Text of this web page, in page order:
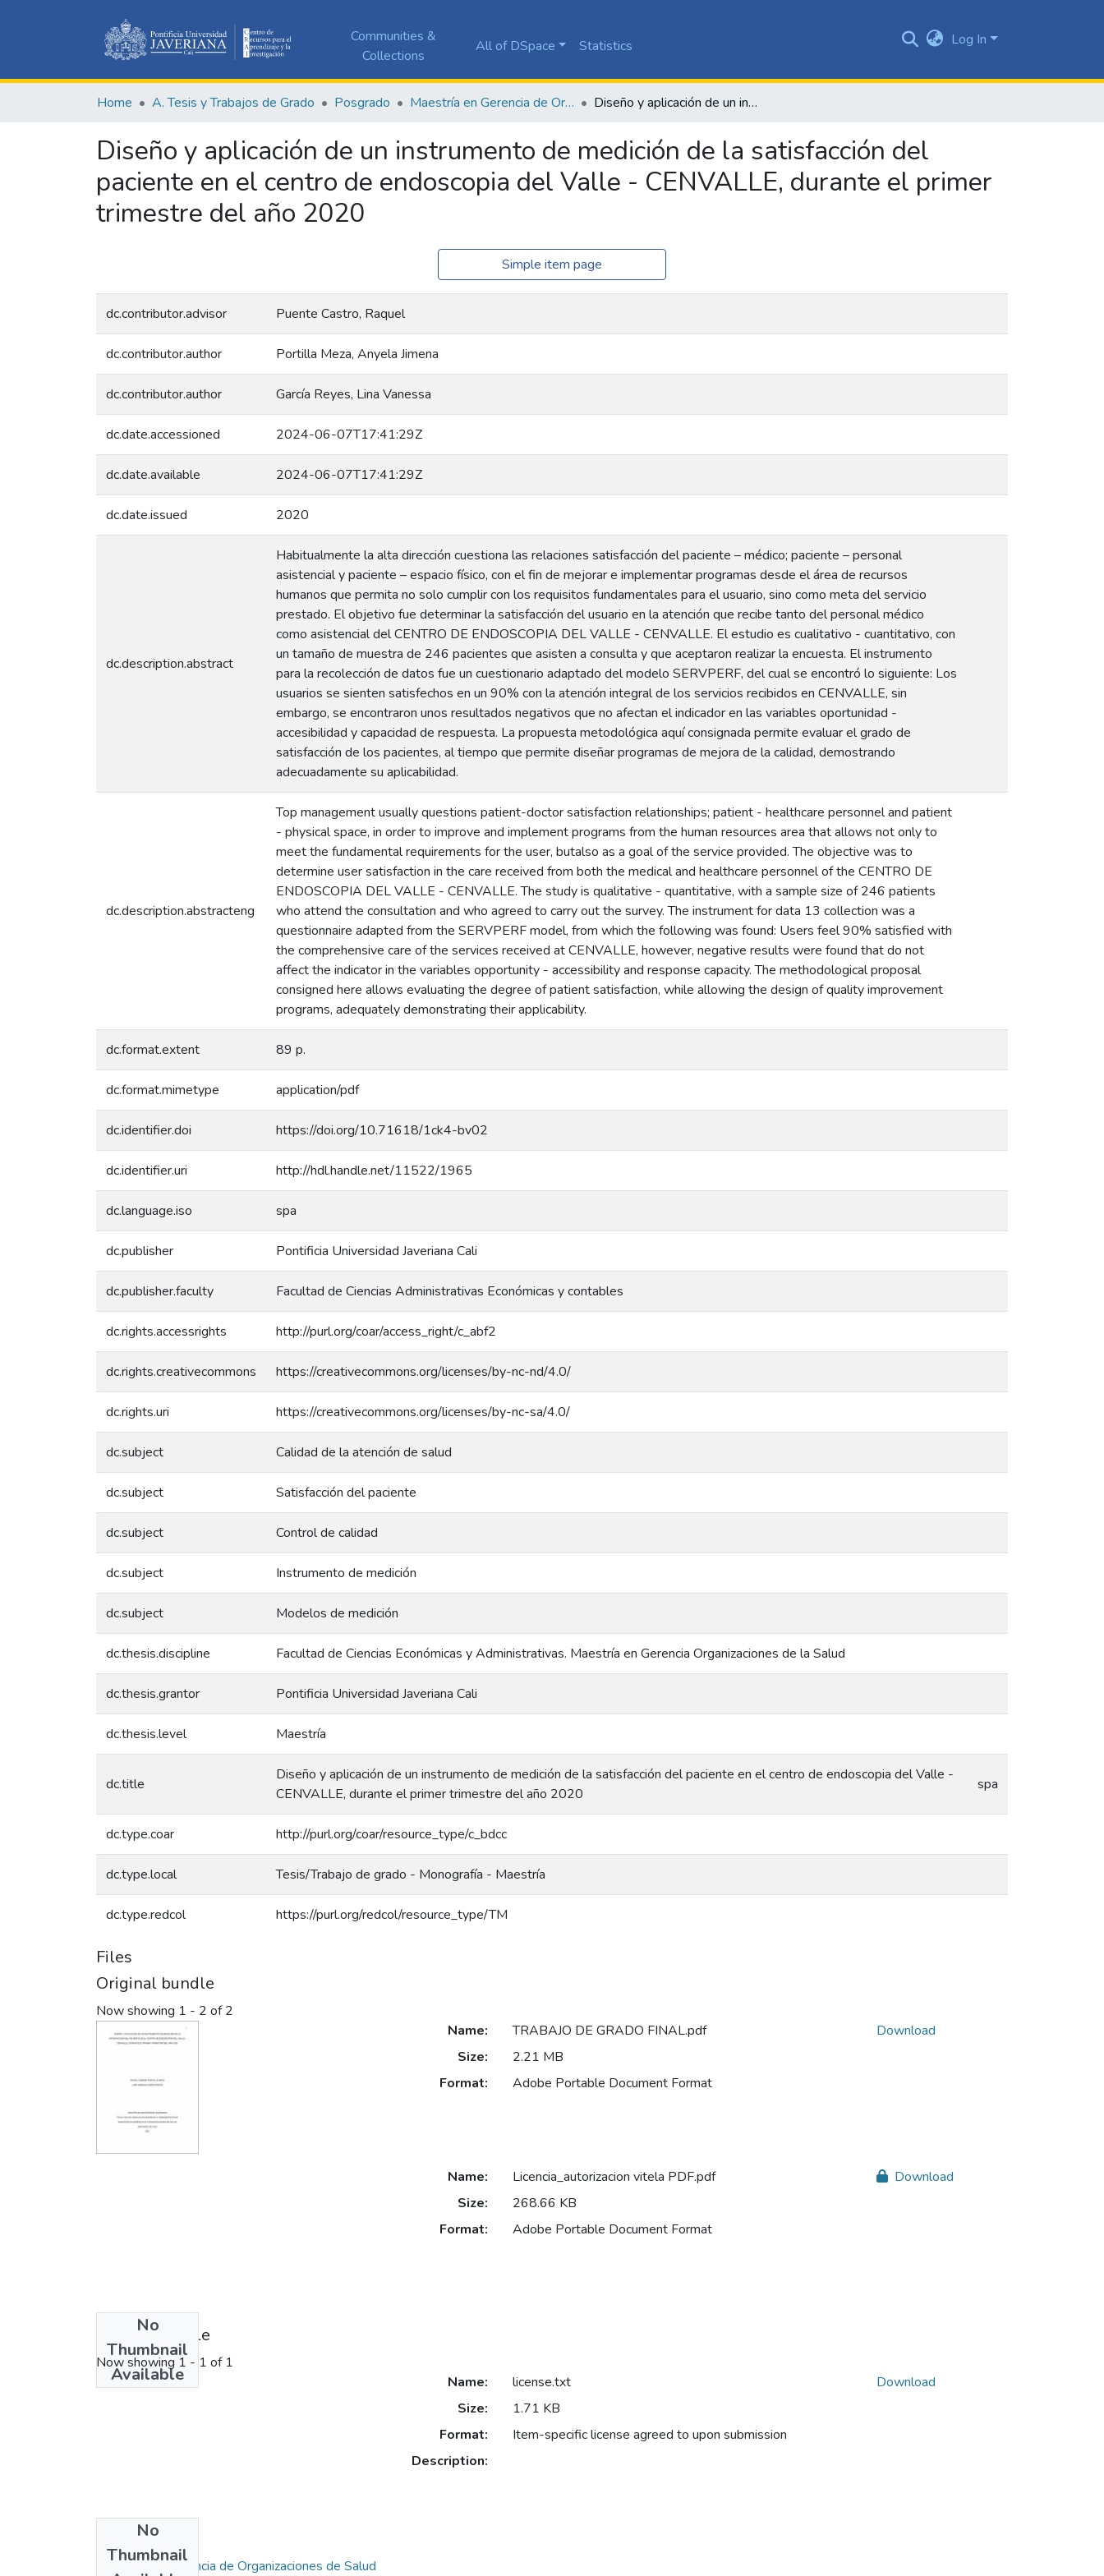
Communities &
Collections
All of DSpace Statistics Log In
Home A. Tesis y Trabajos de Grado Posgrado Maestría en Gerencia de Organizaciones de Salud Diseño y aplicación de un instrumento de medición de la satisfacción del paciente en el centro de endoscopia del Valle - CENVALLE, durante el primer trimestre del año 2020
Diseño y aplicación de un instrumento de medición de la satisfacción del
paciente en el centro de endoscopia del Valle - CENVALLE, durante el primer
trimestre del año 2020
Simple item page
dc.contributor.advisor Puente Castro, Raquel
dc.contributor.author Portilla Meza, Anyela Jimena
dc.contributor.author García Reyes, Lina Vanessa
dc.date.accessioned 2024-06-07T17:41:29Z
dc.date.available 2024-06-07T17:41:29Z
dc.date.issued 2020
dc.description.abstract
Habitualmente la alta dirección cuestiona las relaciones satisfacción del paciente – médico; paciente – personal
asistencial y paciente – espacio físico, con el fin de mejorar e implementar programas desde el área de recursos
humanos que permita no solo cumplir con los requisitos fundamentales para el usuario, sino como meta del servicio
prestado. El objetivo fue determinar la satisfacción del usuario en la atención que recibe tanto del personal médico
como asistencial del CENTRO DE ENDOSCOPIA DEL VALLE - CENVALLE. El estudio es cualitativo - cuantitativo, con
un tamaño de muestra de 246 pacientes que asisten a consulta y que aceptaron realizar la encuesta. El instrumento
para la recolección de datos fue un cuestionario adaptado del modelo SERVPERF, del cual se encontró lo siguiente: Los
usuarios se sienten satisfechos en un 90% con la atención integral de los servicios recibidos en CENVALLE, sin
embargo, se encontraron unos resultados negativos que no afectan el indicador en las variables oportunidad -
accesibilidad y capacidad de respuesta. La propuesta metodológica aquí consignada permite evaluar el grado de
satisfacción de los pacientes, al tiempo que permite diseñar programas de mejora de la calidad, demostrando
adecuadamente su aplicabilidad.
dc.description.abstracteng
Top management usually questions patient-doctor satisfaction relationships; patient - healthcare personnel and patient
- physical space, in order to improve and implement programs from the human resources area that allows not only to
meet the fundamental requirements for the user, butalso as a goal of the service provided. The objective was to
determine user satisfaction in the care received from both the medical and healthcare personnel of the CENTRO DE
ENDOSCOPIA DEL VALLE - CENVALLE. The study is qualitative - quantitative, with a sample size of 246 patients
who attend the consultation and who agreed to carry out the survey. The instrument for data 13 collection was a
questionnaire adapted from the SERVPERF model, from which the following was found: Users feel 90% satisfied with
the comprehensive care of the services received at CENVALLE, however, negative results were found that do not
affect the indicator in the variables opportunity - accessibility and response capacity. The methodological proposal
consigned here allows evaluating the degree of patient satisfaction, while allowing the design of quality improvement
programs, adequately demonstrating their applicability.
dc.format.extent 89 p.
dc.format.mimetype application/pdf
dc.identifier.doi https://doi.org/10.71618/1ck4-bv02
dc.identifier.uri http://hdl.handle.net/11522/1965
dc.language.iso spa
dc.publisher Pontificia Universidad Javeriana Cali
dc.publisher.faculty Facultad de Ciencias Administrativas Económicas y contables
dc.rights.accessrights http://purl.org/coar/access_right/c_abf2
dc.rights.creativecommons https://creativecommons.org/licenses/by-nc-nd/4.0/
dc.rights.uri https://creativecommons.org/licenses/by-nc-sa/4.0/
dc.subject Calidad de la atención de salud
dc.subject Satisfacción del paciente
dc.subject Control de calidad
dc.subject Instrumento de medición
dc.subject Modelos de medición
dc.thesis.discipline Facultad de Ciencias Económicas y Administrativas. Maestría en Gerencia Organizaciones de la Salud
dc.thesis.grantor Pontificia Universidad Javeriana Cali
dc.thesis.level Maestría
dc.title
Diseño y aplicación de un instrumento de medición de la satisfacción del paciente en el centro de endoscopia del Valle -
CENVALLE, durante el primer trimestre del año 2020
spa
dc.type.coar http://purl.org/coar/resource_type/c_bdcc
dc.type.local Tesis/Trabajo de grado - Monografía - Maestría
dc.type.redcol https://purl.org/redcol/resource_type/TM
Files
Original bundle
Now showing 1 - 2 of 2
Name:
TRABAJO DE GRADO FINAL.pdf
Size:
2.21 MB
Format:
Adobe Portable Document Format
Download
No
Thumbnail
Available
Name:
Licencia_autorizacion vitela PDF.pdf
Size:
268.66 KB
Format:
Adobe Portable Document Format
Download
License bundle
Now showing 1 - 1 of 1
No
Thumbnail
Name:
license.txt
Size:
1.71 KB
Format:
Item-specific license agreed to upon submission
Description:
Download
Collections
Maestría en Gerencia de Organizaciones de Salud